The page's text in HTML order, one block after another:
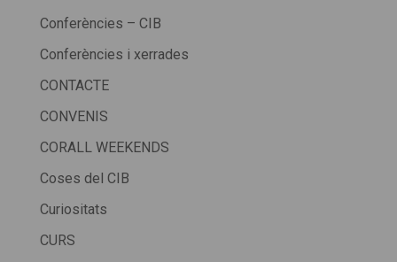
Conferències – CIB
Conferències i xerrades
CONTACTE
CONVENIS
CORALL WEEKENDS
Coses del CIB
Curiositats
CURS